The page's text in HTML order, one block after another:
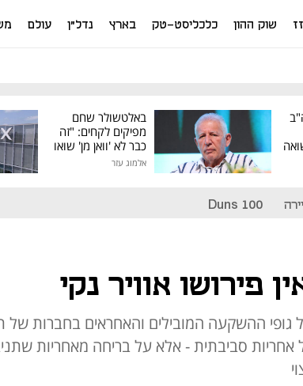
שוק ההון כלכליסט-טק בארץ נדל"ן עולם
באלטשולר שחם
מפיקים לקחים: "זה
כבר לא 'וואן מן' שואו
של גילעד"
אלמוג עזר
Duns 100
פירושו אוויר נקי
ההשקעה המובילים והאחראים בחברות של
אחריות סביבתית - אלא על בריחה מאחריות